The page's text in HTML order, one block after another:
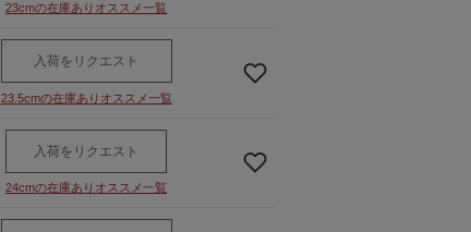
23cmの在庫ありオススメ一覧
入荷をリクエスト
23.5cmの在庫ありオススメ一覧
入荷をリクエスト
24cmの在庫ありオススメ一覧